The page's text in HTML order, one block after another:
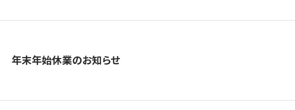
年末年始休業のお知らせ